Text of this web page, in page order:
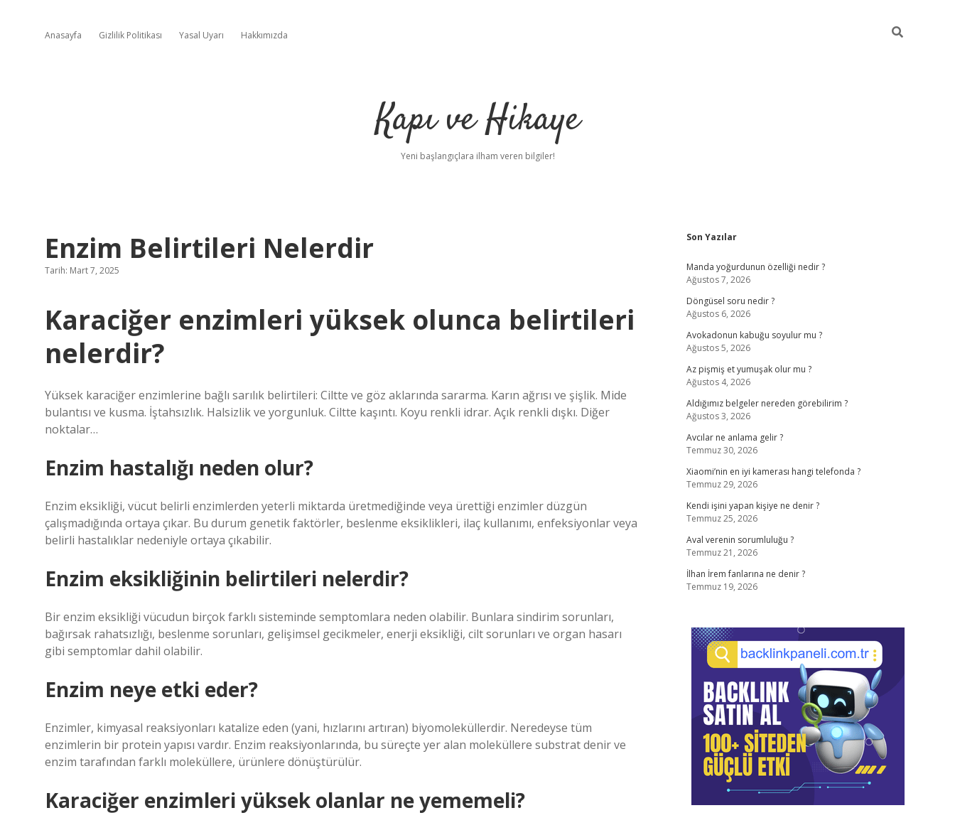
Anasayfa Gizlilik Politikası Yasal Uyarı Hakkımızda
Kapı ve Hikaye
Yeni başlangıçlara ilham veren bilgiler!
Enzim Belirtileri Nelerdir
Tarih: Mart 7, 2025
Karaciğer enzimleri yüksek olunca belirtileri
nelerdir?
Yüksek karaciğer enzimlerine bağlı sarılık belirtileri: Ciltte ve göz aklarında sararma. Karın ağrısı ve şişlik. Mide
bulantısı ve kusma. İştahsızlık. Halsizlik ve yorgunluk. Ciltte kaşıntı. Koyu renkli idrar. Açık renkli dışkı. Diğer
noktalar…
Enzim hastalığı neden olur?
Enzim eksikliği, vücut belirli enzimlerden yeterli miktarda üretmediğinde veya ürettiği enzimler düzgün
çalışmadığında ortaya çıkar. Bu durum genetik faktörler, beslenme eksiklikleri, ilaç kullanımı, enfeksiyonlar veya
belirli hastalıklar nedeniyle ortaya çıkabilir.
Enzim eksikliğinin belirtileri nelerdir?
Bir enzim eksikliği vücudun birçok farklı sisteminde semptomlara neden olabilir. Bunlara sindirim sorunları,
bağırsak rahatsızlığı, beslenme sorunları, gelişimsel gecikmeler, enerji eksikliği, cilt sorunları ve organ hasarı
gibi semptomlar dahil olabilir.
Enzim neye etki eder?
Enzimler, kimyasal reaksiyonları katalize eden (yani, hızlarını artıran) biyomoleküllerdir. Neredeyse tüm
enzimlerin bir protein yapısı vardır. Enzim reaksiyonlarında, bu süreçte yer alan moleküllere substrat denir ve
enzim tarafından farklı moleküllere, ürünlere dönüştürülür.
Karaciğer enzimleri yüksek olanlar ne yememeli?
Sidebar
Son Yazılar
Manda yoğurdunun özelliği nedir ?
Ağustos 7, 2026
Döngüsel soru nedir ?
Ağustos 6, 2026
Avokadonun kabuğu soyulur mu ?
Ağustos 5, 2026
Az pişmiş et yumuşak olur mu ?
Ağustos 4, 2026
Aldığımız belgeler nereden görebilirim ?
Ağustos 3, 2026
Avcılar ne anlama gelir ?
Temmuz 30, 2026
Xiaomi’nin en iyi kamerası hangi telefonda ?
Temmuz 29, 2026
Kendi işini yapan kişiye ne denir ?
Temmuz 25, 2026
Aval verenin sorumluluğu ?
Temmuz 21, 2026
İlhan İrem fanlarına ne denir ?
Temmuz 19, 2026